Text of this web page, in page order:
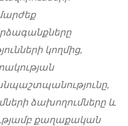
կողմից,
ձախողումները և
քաղաքական